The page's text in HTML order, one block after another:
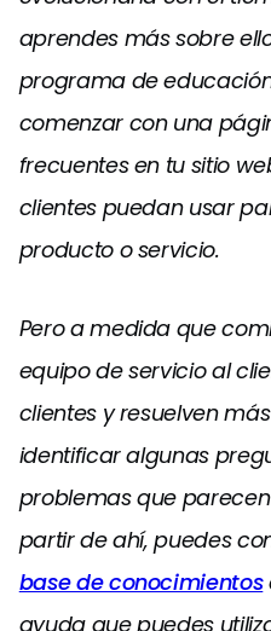
aprendes más sobre
programa de
comenzar con una
frecuentes en tu sitio
clientes puedan usar
producto o servicio.
Pero a medida que
equipo de servicio al
clientes y resuelven
identificar algunas
problemas que
partir de ahí, puedes
base de conocimientos
ayuda que puedes